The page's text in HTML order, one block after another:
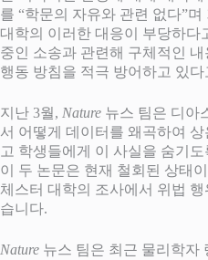
를 “학문의 자유와 관련 없다”
대학의 이러한 대응이 부당하다
중인 소송과 관련해 구체적인
행동 방침을 적극 방어하고 있
지난 3월, Nature 뉴스 팀은 디아
서 어떻게 데이터를 왜곡하여
고 학생들에게 이 사실을 숨기
이 두 논문은 현재 철회된 상태
체스터 대학의 조사에서 위법
습니다.
Nature 뉴스 팀은 최근 물리학자